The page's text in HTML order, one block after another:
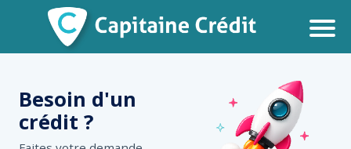
Besoin d'un
crédit ?